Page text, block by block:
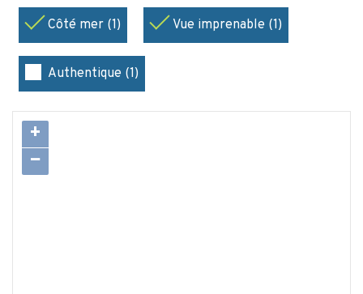
Côté mer (1) Vue imprenable (1)
Authentique (1)
+
−